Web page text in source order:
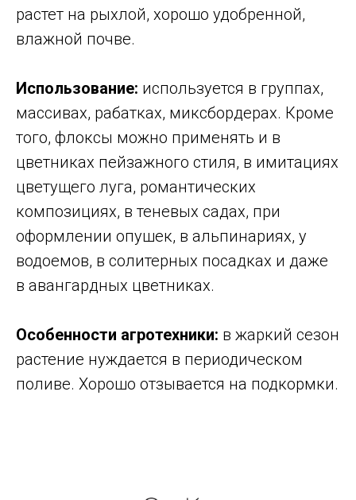
растет на рыхлой, хорошо удобренной,
влажной почве.
Использование: используется в группах,
массивах, рабатках, миксбордерах. Кроме
того, флоксы можно применять и в
цветниках пейзажного стиля, в имитациях
цветущего луга, романтических
композициях, в теневых садах, при
оформлении опушек, в альпинариях, у
водоемов, в солитерных посадках и даже
в авангардных цветниках.
Особенности агротехники: в жаркий сезон
растение нуждается в периодическом
поливе. Хорошо отзывается на подкормки.